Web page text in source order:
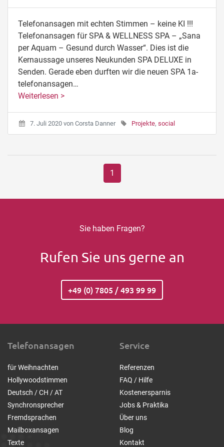
Telefonansagen mit echten Stimmen – keine KI !!!
Telefonansagen für SPA & WELLNESS SPA – „Sana
per Aquam – Gesund durch Wasser“. Dies ist die
Kernaussage unseres Neukunden SPA DELUXE in
Senden. Gerade eben durften wir die neuen SPA 1a-
telefonansagen…
Weiterlesen >
7. Juli 2020 von Corsta Danner Projekte, social
1
Sie haben Fragen?
Rufen Sie uns gerne an
+49 (0) 7805 / 493 99 99
Telefonansagen
für Weihnachten
Hollywoodstimmen
Deutsch / CH / AT
Synchronsprecher
Fremdsprachen
Mailboxansagen
Texte
Service
Referenzen
FAQ / Hilfe
Kostenersparnis
Jobs & Praktika
Über uns
Blog
Kontakt